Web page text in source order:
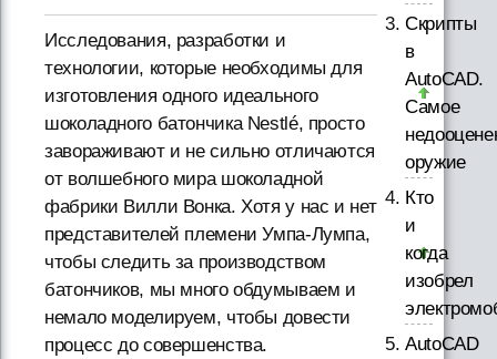
Исследования, разработки и
технологии, которые необходимы для
изготовления одного идеального
шоколадного батончика Nestlé, просто
завораживают и не сильно отличаются
от волшебного мира шоколадной
фабрики Вилли Вонка. Хотя у нас и нет
представителей племени Умпа-Лумпа,
чтобы следить за производством
батончиков, мы много обдумываем и
немало моделируем, чтобы довести
процесс до совершенства.
Скрипты
в
AutoCAD.
Самое
оружие
Кто
и
когда
изобрел
AutoCAD